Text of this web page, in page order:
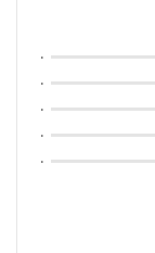
۰
۰
۰
۰
۰